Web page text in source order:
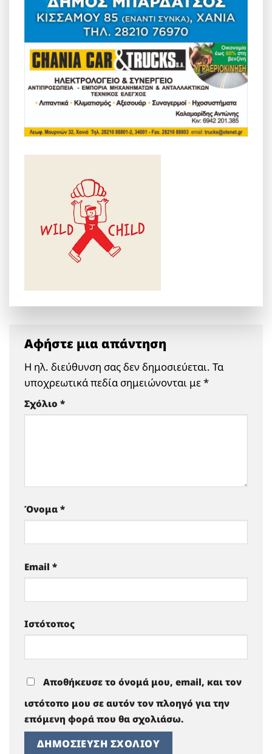
Αφήστε μια απάντηση
Η ηλ. διεύθυνση σας δεν δημοσιεύεται. Τα
υποχρεωτικά πεδία σημειώνονται με*
Σχόλιο *
Όνομα *
Email *
Ιστότοπος
Αποθήκευσε το όνομά μου, email, και τον
ιστότοπο μου σε αυτόν τον πλοηγό για την
επόμενη φορά που θα σχολιάσω.